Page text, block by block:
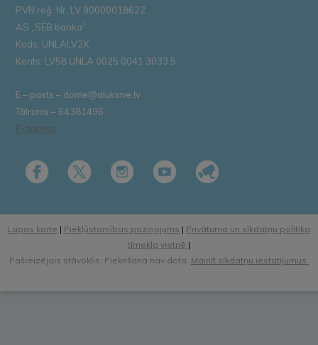
PVN reģ. Nr. LV 90000018622
AS „SEB banka”
Kods: UNLALV2X
Konts: LV58 UNLA 0025 0041 3033 5
E – pasts – dome@aluksne.lv
Tālrunis – 64381496
E-adrese
Lapas karte | Piekļūstamības paziņojums | Privātuma un sīkdatņu politika
tīmekļa vietnē |
Pašreizējais stāvoklis: Piekrišana nav dota. Mainīt sīkdatņu iestatījumus.